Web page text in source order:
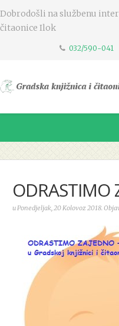
Dobrodošli na službenu
čitaonice Ilok
032/590-041
ODRASTIMO
u Ponedjeljak, 20 Kolovoz 2018.